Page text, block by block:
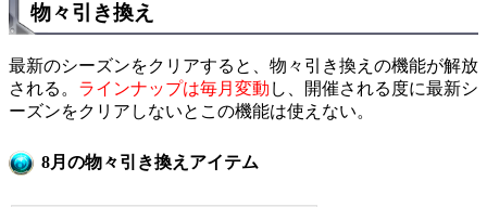
物々引き換え
最新のシーズンをクリアすると、物々引き換えの機能が解放
される。 ラインナップは毎月変動 し、開催される度に最新シ
ーズンをクリアしないとこの機能は使えない。
8月の物々引き換えアイテム